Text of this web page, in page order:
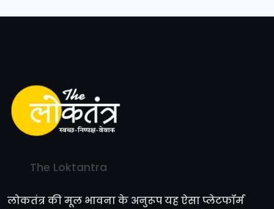
The Loktantra
लोकतंत्र की मूल भावना के अनुरूप यह ऐसा प्लेटफॉर्म